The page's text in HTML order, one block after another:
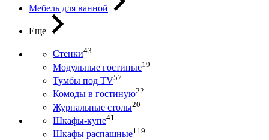
Мебель для ванной
Еще
Стенки43
Модульные гостиные19
Тумбы под ТV57
Комоды в гостиную22
Журнальные столы20
Шкафы-купе41
Шкафы распашные119